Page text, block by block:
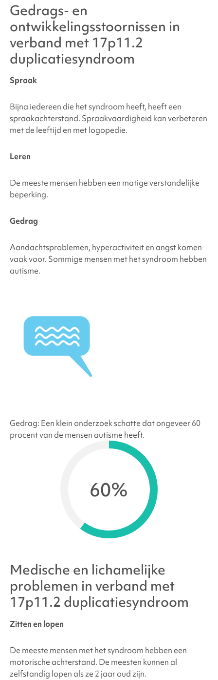
Gedrags- en
ontwikkelingsstoornissen in
verband met 17p11.2
duplicatiesyndroom
Spraak
Bijna iedereen die het syndroom heeft, heeft een
spraakachterstand. Spraakvaardigheid kan verbeteren
met de leeftijd en met logopedie.
Leren
De meeste mensen hebben een matige verstandelijke
beperking.
Gedrag
Aandachtsproblemen, hyperactiviteit en angst komen
vaak voor. Sommige mensen met het syndroom hebben
autisme.
60%
Gedrag: Een klein onderzoek schatte dat ongeveer 60
procent van de mensen autisme heeft.
Medische en lichamelijke
problemen in verband met
17p11.2 duplicatiesyndroom
Zitten en lopen
De meeste mensen met het syndroom hebben een
motorische achterstand. De meesten kunnen al
zelfstandig lopen als ze 2 jaar oud zijn.